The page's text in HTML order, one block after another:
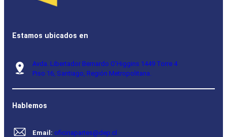
Estamos ubicados en
Avda. Libertador Bernardo O’Higgins 1449 Torre 4
Piso 16, Santiago, Región Metropolitana.
Hablemos
Email: oficinapartes@dep.cl